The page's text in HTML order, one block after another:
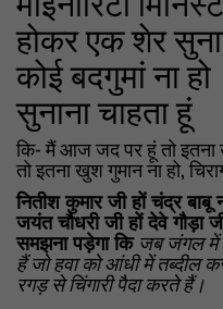
होकर एक शेर
कोई बदगुमां ना
सुनाना चाहता हूं
कि- मैं आज जद पर हूं तो
तो इतना खुश गुमान ना हो,
नितीश कुमार जी हों चंद्र बाबू
जयंत चौधरी जी हों देवे गौड़ा
समझना पड़ेगा किजब जंगल में
हैं जो हवा को आंधी में तब्दील
रगड़ से चिंगारी पैदा करते हैं।